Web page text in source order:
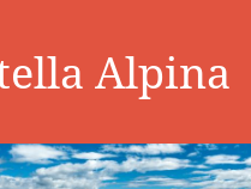
Alpina